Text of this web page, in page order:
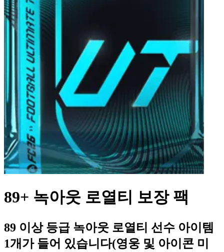
89+ 녹아웃 로열티 보장 팩
89 이상 등급 녹아웃 로열티 선수 아이템
1개가 들어 있습니다(영웅 및 아이콘 미